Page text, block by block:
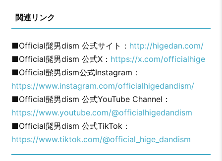
関連リンク
■Official髭男dism 公式サイト： http://higedan.com/
■Official髭男dism 公式X： https://x.com/officialhige
■Official髭男dism公式Instagram：
https://www.instagram.com/officialhigedandism/
■Official髭男dism 公式YouTube Channel：
https://www.youtube.com/@officialhigedandism
■Official髭男dism 公式TikTok：
https://www.tiktok.com/@official_hige_dandism